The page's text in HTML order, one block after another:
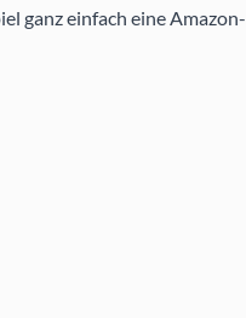
ganz einfach eine Amazon-